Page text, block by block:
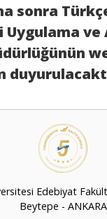
sonra
Uygulama ve
Edebiyat
Beytepe - ANKARA